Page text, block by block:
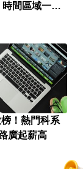
間區域一次
！熱門科系
廣起薪高